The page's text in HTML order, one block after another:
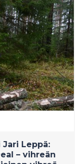
Leppä:
– vihreän